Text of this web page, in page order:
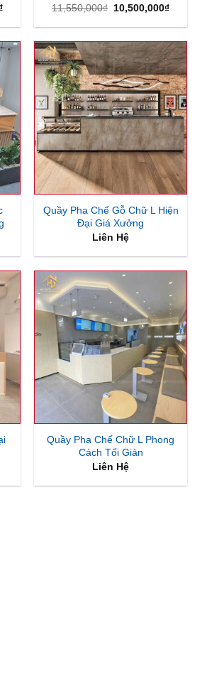
Giá
tại
10,400,000₫.
11,550,000₫ Giá
là:
10,500,000₫Giá
tại
Quầy Pha Chế Gỗ Chữ L Hiện
Đại Giá Xưởng
Liên Hệ
Quầy Pha Chế Chữ L Phong
Cách Tối Giản
Liên Hệ